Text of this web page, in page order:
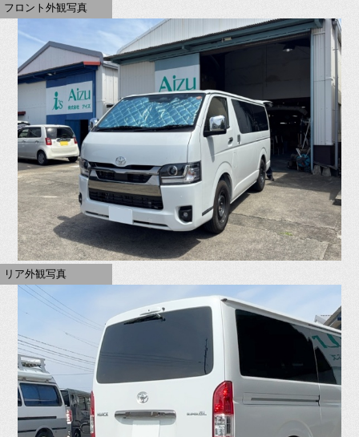
フロント外観写真
リア外観写真